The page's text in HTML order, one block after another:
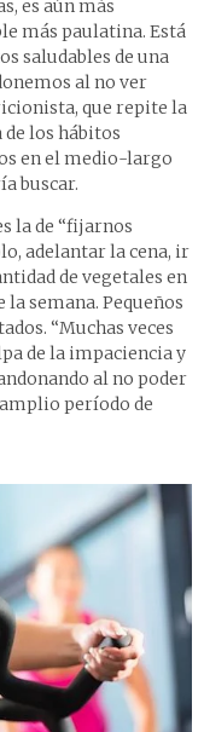
es aún más
más paulatina. Está
saludables de una
al no ver
que repite la
los hábitos
en el medio-largo
buscar.
la de “fijarnos
adelantar la cena, ir
de vegetales en
semana. Pequeños
“Muchas veces
de la impaciencia y
al no poder
período de